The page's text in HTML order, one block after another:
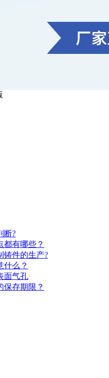
断?
都有哪些？
铸件的生产?
什么？
面气孔
保存期限？